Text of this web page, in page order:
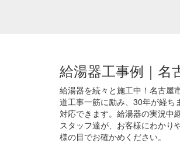
給湯器工事例｜名
給湯器を続々と施工中！名古屋
道工事一筋に励み、30年が経ち
対応できます。給湯器の実況中
スタッフ達が、お客様にわかり
様の目でお確かめください。